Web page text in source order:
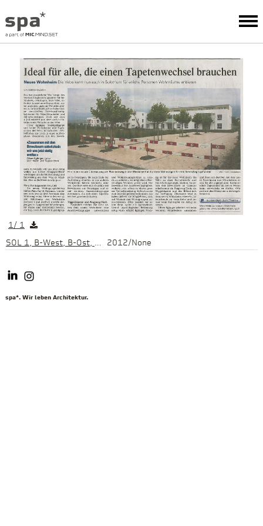
1/ 1
SOL 1, B-West, B-Ost, Solothurn
2012/None
spa*. Wir leben Architektur.